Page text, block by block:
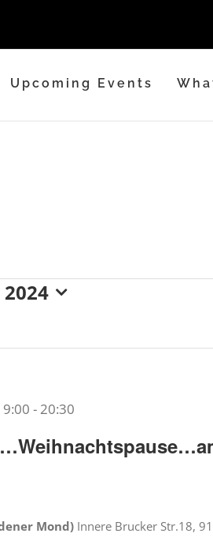
Upcoming Events
- 20:30
Mond) Innere Brucker Str.18,